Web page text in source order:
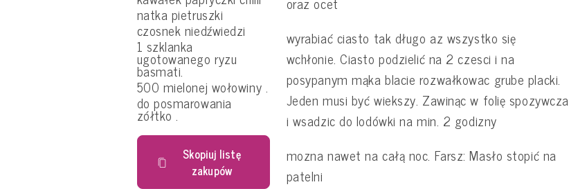
natka pietruszki
czosnek niedźwiedzi
1 szklanka
ugotowanego ryzu
basmati.
500 mielonej wołowiny .
do posmarowania
zółtko .
Skopiuj listę
zakupów
wyrabiać ciasto tak długo az wszystko się
wchłonie. Ciasto podzielić na 2 czesci i na
posypanym mąka blacie rozwałkowac grube placki.
Jeden musi być wiekszy. Zawinąc w folię spozywcza
i wsadzic do lodówki na min. 2 godizny
mozna nawet na całą noc. Farsz: Masło stopić na
patelni